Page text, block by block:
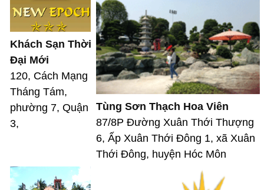
Khách Sạn Thời
Đại Mới
120, Cách Mạng
Tháng Tám,
phường 7, Quận
3,
Tùng Sơn Thạch Hoa Viên
87/8P Đường Xuân Thới Thượng
6, Ấp Xuân Thới Đông 1, xã Xuân
Thới Đông, huyện Hóc Môn